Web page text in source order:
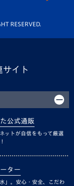
RESERVED.
イト
公式通販
ットが自信をもって厳選
ター
」。安心・安全、こだわ